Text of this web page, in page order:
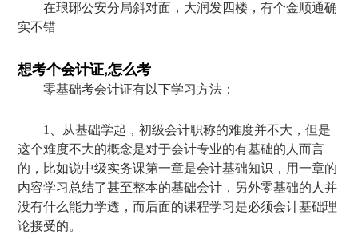
在琅琊公安分局斜对面，大润发四楼，有个金顺通确
实不错
想考个会计证,怎么考
零基础考会计证有以下学习方法：
1、从基础学起，初级会计职称的难度并不大，但是
这个难度不大的概念是对于会计专业的有基础的人而言
的，比如说中级实务课第一章是会计基础知识，用一章的
内容学习总结了甚至整本的基础会计，另外零基础的人并
没有什么能力学透，而后面的课程学习是必须会计基础理
论接受的。